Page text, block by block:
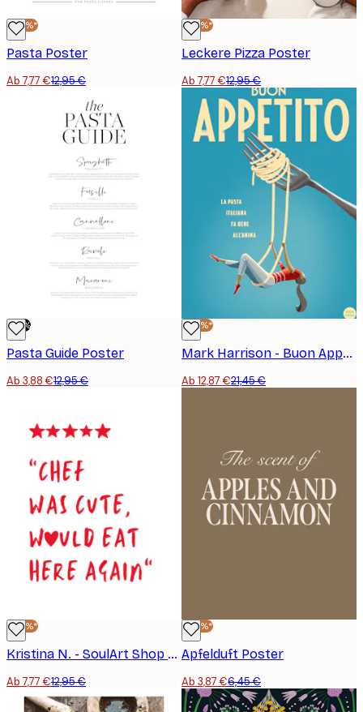
-40%*
Pasta Poster
Ab 7,77 €12,95 €
-40%*
Leckere Pizza Poster
Ab 7,77 €12,95 €
-70%
Pasta Guide Poster
Ab 3,88 €12,95 €
-40%*
Mark Harrison - Buon Appetito Swing Poster
Ab 12,87 €21,45 €
-40%*
Kristina N. - SoulArt Shop - Loved The Süßer Koch Poster
Ab 7,77 €12,95 €
-40%*
Apfelduft Poster
Ab 3,87 €6,45 €